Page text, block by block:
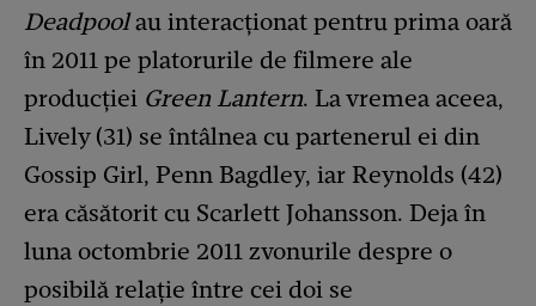
Deadpoolau interacționat pentru prima oară
în 2011 pe platorurile de filmere ale
producției Green Lantern. La vremea aceea,
Lively (31) se întâlnea cu partenerul ei din
Gossip Girl, Penn Bagdley, iar Reynolds (42)
era căsătorit cu Scarlett Johansson. Deja în
luna octombrie 2011 zvonurile despre o
posibilă relație între cei doi se